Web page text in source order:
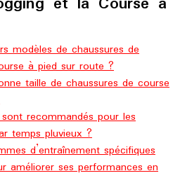
modèles de chaussures de
à pied sur route ?
taille de chaussures de course
recommandés pour les
temps pluvieux ?
d’entraînement spécifiques
améliorer ses performances en